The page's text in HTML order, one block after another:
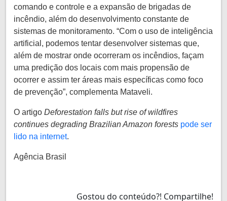
comando e controle e a expansão de brigadas de
incêndio, além do desenvolvimento constante de
sistemas de monitoramento. “Com o uso de inteligência
artificial, podemos tentar desenvolver sistemas que,
além de mostrar onde ocorreram os incêndios, façam
uma predição dos locais com mais propensão de
ocorrer e assim ter áreas mais específicas como foco
de prevenção”, complementa Mataveli.
O artigo Deforestation falls but rise of wildfires
continues degrading Brazilian Amazon forests pode ser
lido na internet.
Agência Brasil
Gostou do conteúdo?! Compartilhe!